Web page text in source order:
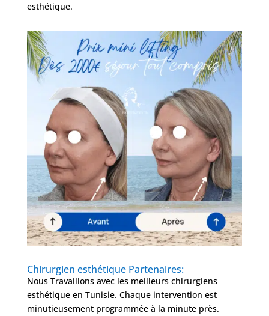
esthétique.
Chirurgien esthétique Partenaires:
Nous Travaillons avec les meilleurs chirurgiens
esthétique en Tunisie. Chaque intervention est
minutieusement programmée à la minute près.